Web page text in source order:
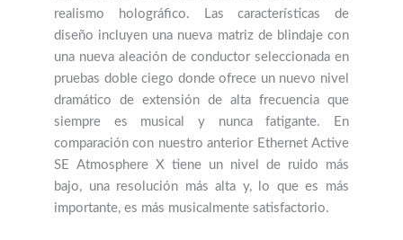
realismo holográfico. Las características de
diseño incluyen una nueva matriz de blindaje con
una nueva aleación de conductor seleccionada en
pruebas doble ciego donde ofrece un nuevo nivel
dramático de extensión de alta frecuencia que
siempre es musical y nunca fatigante. En
comparación con nuestro anterior Ethernet Active
SE Atmosphere X tiene un nivel de ruido más
bajo, una resolución más alta y, lo que es más
importante, es más musicalmente satisfactorio.